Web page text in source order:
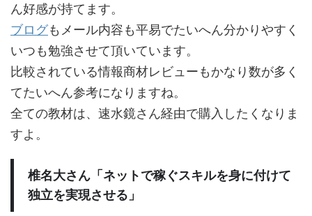
ん好感が持てます。
ブログもメール内容も平易でたいへん分かりやすく
いつも勉強させて頂いています。
比較されている情報商材レビューもかなり数が多く
てたいへん参考になりますね。
全ての教材は、速水鏡さん経由で購入したくなりま
すよ。
椎名大さん「ネットで稼ぐスキルを身に付けて
独立を実現させる」